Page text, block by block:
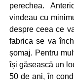
perechea.
vindeau cu
despre ceea ce
fabrica se va
șomaj. Pentru
își găsească un
50 de ani, în